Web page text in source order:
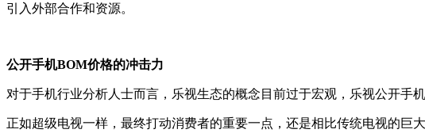
引入外部合作和资源。
公开手机BOM价格的冲击力
对于手机行业分析人士而言，乐视生态的概念目前过于宏观，乐视公开手
正如超级电视一样，最终打动消费者的重要一点，还是相比传统电视的巨